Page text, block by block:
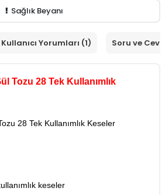
Sağlık Beyanı
Kullanıcı Yorumları (1) Soru ve
Tozu 28 Tek Kullanımlık
28 Tek Kullanımlık Keseler
keseler